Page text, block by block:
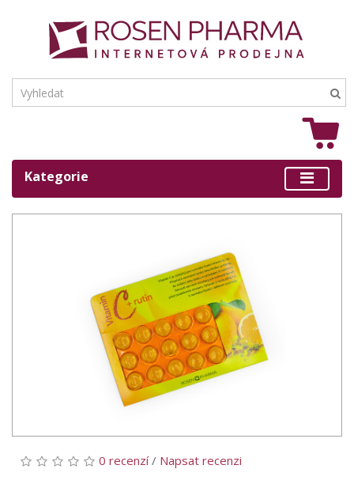
Kategorie
0 recenzí/ Napsat recenzi